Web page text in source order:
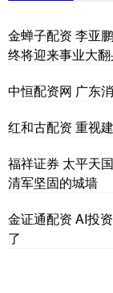
金蝉子配资 李亚
终将迎来事业大
中恒配资网 广东
红和古配资 重视
福祥证券 太平天
清军坚固的城墙
金证通配资 AI投
了